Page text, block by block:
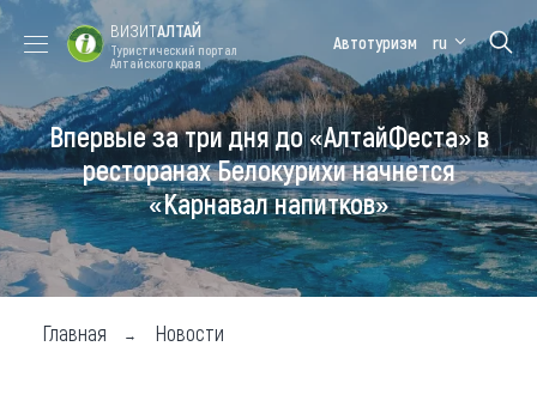
Форум VISIT
ALTAI
Цветение
маральника
Медицинский
форум
Алтайская
зимовка
Туры
Где побывать
Чем заняться
ВИЗИТАЛТАЙ
Туристический портал
Алтайского края
Автотуризм ru
Впервые за три дня до «АлтайФеста» в
ресторанах Белокурихи начнется
«Карнавал напитков»
Главная Новости